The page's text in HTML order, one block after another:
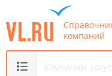
компаний